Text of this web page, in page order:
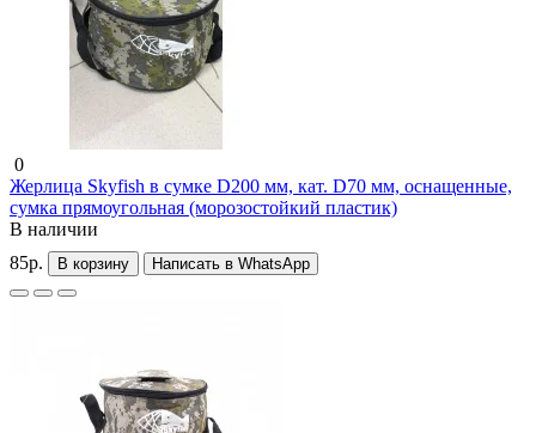
0
Жерлица Skyfish в сумке D200 мм, кат. D70 мм, оснащенные,
сумка прямоугольная (морозостойкий пластик)
В наличии
85р.
В корзину Написать в WhatsApp